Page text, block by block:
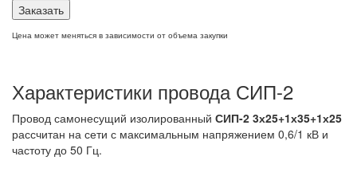
Заказать
Цена может меняться в зависимости от объема закупки
Характеристики провода СИП-2
Провод самонесущий изолированный СИП-2 3х25+1х35+1х25
рассчитан на сети с максимальным напряжением 0,6/1 кВ и
частоту до 50 Гц.